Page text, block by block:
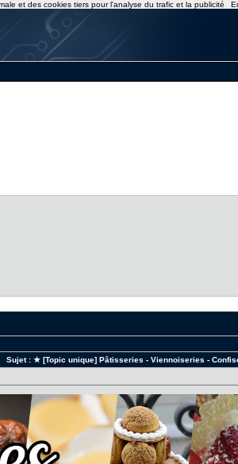
Sujet :★ [Topic unique] Pâtisseries - Viennoiseries -
et des cookies tiers pour l'analyse du trafic et la publicité